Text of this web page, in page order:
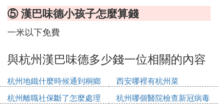
⑤ 漢巴味德小孩子怎麼算錢
一米以下免費
與杭州漢巴味德多少錢一位相關的內容
杭州地鐵什麼時候通到桐鄉
西安哪裡有杭州菜
杭州離職社保斷了怎麼處理
杭州哪個醫院檢查新冠病毒